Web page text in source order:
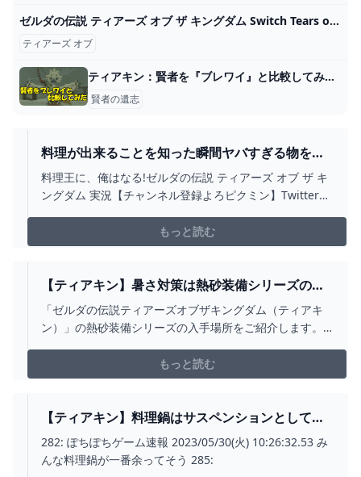
ゼルダの伝説 ティアーズ オブ ザ キングダム Switch Tears of the Kingdom ニンテンドースイッチソフト｜Yahoo!フリマ（旧PayPayフリマ）
ティアーズ オブ
ティアキン：賢者を『ブレワイ』と比較してみた。1番変化があったキャラクターは？【ゼルダ ティアーズ オブ ザ キングダム日記＃48】 - 電撃オンライン
賢者の遺志
料理が出来ることを知った瞬間ヤバすぎる物を鍋
にぶち込む蛮族。【新作 ゼルダの伝説 ティアーズ
オブ ザ キングダム / 切り抜き】 - YOUTUBE
料理王に、俺はなる!ゼルダの伝説 ティアーズ オブ ザ キ
ングダム 実況【チャンネル登録よろピクミン】Twitterと
-----------------【メンバー登録はこちらから】
https://www.youtub...
もっと読む
【ティアキン】暑さ対策は熱砂装備シリーズのガ
ード効果でバッチリ！3つの防具の入手場所/鉢が
ね/肩当て/ズボン【ゼルダ ティアーズオブザキン
「ゼルダの伝説ティアーズオブザキングダム（ティアキ
ン）」の熱砂装備シリーズの入手場所をご紹介します。
秘密クラブの行き方などをまとめましたので参考にして
ください。
もっと読む
【ティアキン】料理鍋はサスペンションとして超
優秀だから車作る時割と使う｜ぽちぽちゲーム速
報
282: ぽちぽちゲーム速報 2023/05/30(火) 10:26:32.53 み
んな料理鍋が一番余ってそう 285: